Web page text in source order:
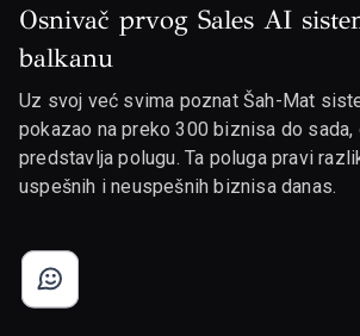
Osnivač prvog Sales AI
balkanu
Uz svoj već svima poznat Šah-Mat
pokazao na preko 300 biznisa do sada,
predstavlja polugu. Ta poluga pravi
uspešnih i neuspešnih biznisa danas.